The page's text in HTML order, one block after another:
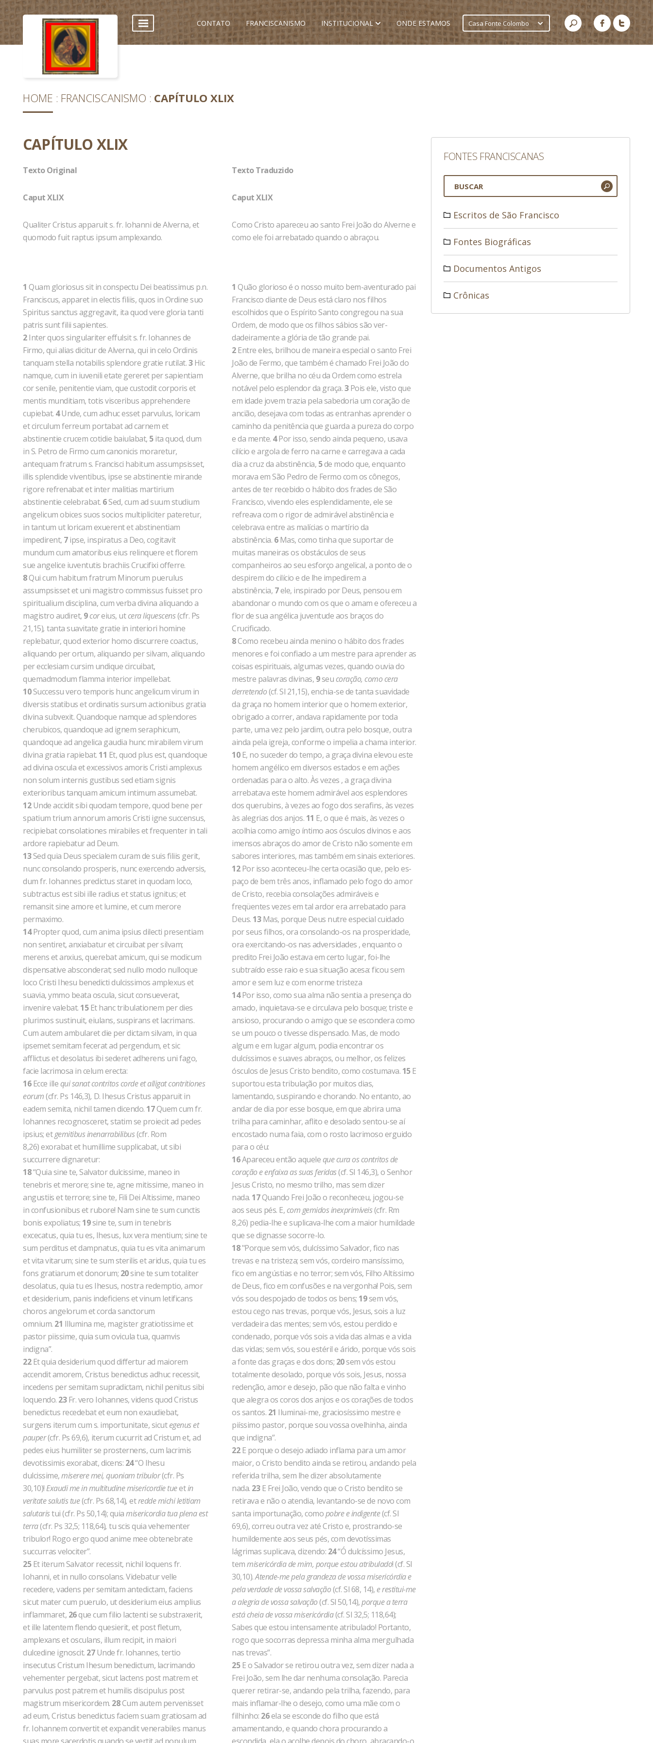
CONTATO FRANCISCANISMO INSTITUCIONAL ONDE ESTAMOS Casa Fonte Colombo
HOME FRANCISCANISMO CAPÍTULO XLIX
CAPÍTULO XLIX
Texto Original
Caput XLIX
Qualiter Cristus apparuit s. fr. Iohanni de Alver­na, et
quomodo fuit raptus ipsum amplexando.
1 Quam gloriosus sit in conspectu Dei beatissimus p.n.
Franciscus, apparet in electis filiis, quos in Ordine suo
Spiritus sanctus aggregavit, ita quod vere gloria tanti
patris sunt filii sapientes.
2Inter quos singulariter effulsit s. fr. Iohannes de
Firmo, qui alias dicitur de Alverna, qui in celo Ordinis
tanquam stella notabilis splendore gratie rutilat.3Hic
namque, cum in iuvenili etate gereret per sapientiam
cor senile, penitentie viam, que custodit corporis et
mentis munditiam, totis visceribus apprehendere
cupiebat. 4Unde, cum adhuc esset parvulus, loricam
et circulum ferreum portabat ad carnem et
abstinentie crucem cotidie baiulabat, 5ita quod, dum
in S. Petro de Firmo cum canonicis moraretur,
antequam fratrum s. Francisci habitum assumpsisset,
illis splendide viventibus, ipse se abstinentie mirande
rigore refrenabat et inter malitias martirium
abstinentie celebrabat. 6Sed, cum ad suum studium
angelicum obices suos socios multipliciter pateretur,
in tantum ut loricam exuerent et abstinentiam
impedirent, 7ipse, inspiratus a Deo, cogitavit
mundum cum amatoribus eius relinquere et florem
sue angelice iuventutis brachiis Crucifixi offerre.
8Qui cum habitum fratrum Minorum puerulus
assumpsisset et uni magistro commissus fuisset pro
spiritualium disciplina, cum verba divina aliquando a
magistro audiret, 9 coreius, utcera liquescens(cfr. Ps
21,15), tanta suavitate gratie in interiori homine
replebatur, quod exterior homo discurrere coactus,
aliquando per ortum, aliquando per silvam, aliquando
per ecclesiam cursim undique circuibat,
quemadmodum flamma interior impellebat.
10Successu vero temporis hunc angelicum virum in
diversis statibus et ordinatis sursum actionibus gratia
divina subvexit. Quandoque namque ad splendores
cherubicos, quandoque ad ignem seraphicum,
quandoque ad angelica gaudia hunc mirabilem virum
divina gratia rapiebat. 11 Et, quod plus est, quandoque
ad divina oscula et excessivos amoris Cristi amplexus
non solum internis gustibus sed etiam signis
exterioribus tanquam amicum intimum assumebat.
12Unde accidit sibi quodam tempore, quod bene per
spatium trium annorum amoris Cristi igne succensus,
recipiebat consolationes mirabiles et frequenter in tali
ardore rapiebatur ad Deum.
13Sed quia Deus specialem curam de suis filiis gerit,
nunc consolando prosperis, nunc exercendo adversis,
dum fr. Iohannes predictus staret in quodam loco,
subtractus est sibi ille radius et status ignitus; et
remansit sine amore et lumine, et cum merore
permaximo.
14Propter quod, cum anima ipsius dilecti presentiam
non sentiret, anxiabatur et circuibat per silvam;
merens et anxius, querebat amicum, qui se modicum
dispensative absconderat; sed nullo modo nulloque
loco Cristi Ihesu benedicti dulcissimos amplexus et
suavia, ymmo beata oscula, sicut consueverat,
invenire valebat. 15Et hanc tribulationem per dies
plurimos sustinuit, eiulans, suspirans et lacrimans.
Cum autem ambularet die per dictam silvam, in qua
ipsemet semitam fecerat ad pergendum, et sic
afflictus et desolatus ibi sederet adherens uni fago,
facie lacrimosa in celum erecta:
16Ecce ille qui sanat contritos corde et alligat contritiones
eorum(cfr. Ps 146,3), D. Ihesus Cristus apparuit in
eadem semita, nichil tamen dicendo. 17Quem cum fr.
Iohannes recognosceret, statim se proiecit ad pedes
ipsius; etgemitibus inenarrabilibus(cfr. Rom
8,26)exorabat et humillime supplicabat, ut sibi
succurrere dignaretur:
18“Quia sine te, Salvator dulcissime, maneo in
tenebris et merore; sine te, agne mitissime, maneo in
angustiis et terrore; sine te, Fili Dei Altissime, maneo
in confusionibus et rubore! Nam sine te sum cunctis
bonis expoliatus; 19sine te, sum in tenebris
excecatus, quia tu es, Ihesus, lux vera mentium; sine te
sum perditus et dampnatus, quia tu es vita animarum
et vita vitarum; sine te sum sterilis et aridus, quia tu es
fons gratiarum et donorum; 20sine te sum totaliter
desolatus, quia tu es Ihesus, nostra redemptio, amor
et desiderium, panis indeficiens et vinum letificans
choros angelorum et corda sanctorum
omnium. 21 Illumina me, magister gratiotissime et
pastor piissime, quia sum ovicula tua, quamvis
indigna”.
22Et quia desiderium quod differtur ad maiorem
accendit amorem, Cristus benedictus adhuc recessit,
incedens per semitam supradictam, nichil penitus sibi
loquendo. 23Fr. vero Iohannes, videns quod Cristus
benedictus recedebat et eum non exaudiebat,
surgens iterum cum s. importunitate, sicutegenus et
pauper(cfr. Ps 69,6), iterum cucurrit ad Cristum et, ad
pedes eius humiliter se prosternens, cum lacrimis
devotissimis exorabat, dicens: 24“O Ihesu
dulcissime,miserere mei, quoniam tribulor(cfr. Ps
30,10)! Exaudi me in multitudine misericordie tueetin
veritate salutis tue(cfr. Ps 68,14), etredde michi letitiam
salutaristui (cfr. Ps 50,14); quiamisericordia tua plena est
terra(cfr. Ps 32,5; 118,64), tu scis quia vehementer
tribulor! Rogo ergo quod anime mee obtenebrate
succurras velociter”.
25Et iterum Salvator recessit, nichil loquens fr.
Iohanni, et in nullo consolans. Videbatur velle
recedere, vadens per semitam antedictam, faciens
sicut mater cum puerulo, ut desiderium eius amplius
inflammaret, 26que cum filio lactenti se substraxerit,
et ille latentem flendo quesierit, et post fletum,
amplexans et osculans, illum recipit, in maiori
dulcedine ignoscit. 27Unde fr. Iohannes, tertio
insecutus Cristum Ihesum benedictum, lacrimando
vehementer pergebat, sicut lactens post matrem et
parvulus post patrem et humilis discipulus post
magistrum misericordem. 28Cum autem pervenisset
ad eum, Cristus benedictus faciem suam gratiosam ad
fr. Iohannem convertit et expandit venerabiles manus
Texto Traduzido
Caput XLIX
Como Cristo apareceu ao santo Frei João do Alver­ne e
como ele foi arrebatado quando o abraçou.
1 Quão glorioso é o nosso muito bem-aventurado pai
Francisco diante de Deus está claro nos filhos
escolhidos que o Espírito Santo congregou na sua
Ordem, de modo que os filhos sábios são ver­
dadeiramente a glória de tão grande pai.
2Entre eles, brilhou de maneira especial o santo Frei
João de Fermo, que também é chamado Frei João do
Alverne, que brilha no céu da Ordem como estrela
notável pelo esplendor da graça.3Pois ele, visto que
em idade jovem trazia pela sabedoria um co­ração de
ancião, desejava com todas as entranhas aprender o
caminho da penitência que guarda a pureza do corpo
e da mente. 4Por isso, sendo ainda pequeno, usava
cilício e argola de ferro na carne e car­regava a cada
dia a cruz da abstinência, 5de modo que, enquanto
morava em São Pedro de Fermo com os cônegos,
antes de ter re­cebido o hábito dos frades de São
Francisco, vivendo eles es­plendidamente, ele se
refreava com o rigor de admirável abstinên­cia e
celebrava entre as malícias o martírio da
abstinência. 6Mas, como tinha que suportar de
muitas maneiras os obstáculos de seus
companheiros ao seu esforço angelical, a ponto de o
des­pirem do cilício e de lhe impedirem a
abstinência, 7ele, inspirado por Deus, pensou em
abandonar o mundo com os que o amam e ofe­receu a
flor de sua angélica juventude aos braços do
Crucificado.
8Como recebeu ainda menino o hábito dos frades
meno­res e foi confiado a um mestre para aprender as
coisas espirituais, algumas vezes, quando ouvia do
mestre palavras divinas, 9seu coração, como cera
derretendo(cf. Sl 21,15), enchia-se de tanta suavidade
da graça no homem interior que o homem exterior,
obrigado a correr, andava rapidamente por toda
parte, uma vez pelo jardim, outra pelo bosque, outra
ainda pela igreja, conforme o impelia a chama interior.
10E, no suceder do tempo, a graça divina elevou este
homem angélico em diversos estados e em ações
ordenadas para o alto. Às vezes , a graça divina
arrebatava este homem admirá­vel aos esplendores
dos querubins, à vezes ao fogo dos serafins, às vezes
às alegrias dos anjos. 11 E, o que é mais, às vezes o
acolhia como amigo íntimo aos ós­culos divinos e aos
imensos abraços do amor de Cristo não so­mente em
sabores interiores, mas também em sinais exteriores.
12Por isso aconteceu-lhe certa ocasião que, pelo es­
paço de bem três anos, inflamado pelo fogo do amor
de Cristo, recebia consolações admiráveis e
freqüentes vezes em tal ardor era arreba­tado para
Deus. 13Mas, porque Deus nutre especial cuidado
por seus filhos, ora consolando-os na prosperidade,
ora exercitando-os nas adversidades , enquanto o
predito Frei João estava em certo lugar, foi-lhe
subtraído esse raio e sua situação acesa: ficou sem
amor e sem luz e com enorme tristeza
14Por isso, como sua alma não sentia a presença do
amado, inquietava-se e circulava pelo bosque; triste e
ansioso, procurando o amigo que se escondera como
se um pouco o tivesse dispensado. Mas, de modo
algum e em lugar algum, podia encontrar os
dulcíssimos e suaves abraços, ou melhor, os felizes
ósculos de Jesus Cristo bendito, como costumava. 15E
suportou esta tribula­ção por muitos dias,
lamentando, suspirando e chorando. No en­tanto, ao
andar de dia por esse bosque, em que abrira uma
trilha para caminhar, aflito e desolado sentou-se aí
encostado numa faia, com o rosto lacrimoso erguido
para o céu:
16Apareceu então aquele que cura os contritos de
coração e enfaixa as suas feridas(cf. Sl 146,3), o Senhor
Jesus Cristo, no mesmo trilho, mas sem dizer
nada. 17Quando Frei João o reconheceu, jogou-se
aos seus pés. E, com gemidos inexprimíveis(cfr. Rm
8,26) pedia-lhe e suplicava-lhe com a maior humildade
que se dignasse socorre-lo.
18"Porque sem vós, dulcíssimo Salvador, fico nas
trevas e na tristeza; sem vós, cordeiro mansíssimo,
fico em angústias e no terror; sem vós, Filho Altíssimo
de Deus, fico em confusões e na vergonha! Pois, sem
vós sou despojado de todos os bens; 19sem vós,
estou cego nas trevas, porque vós, Jesus, sois a luz
verdadeira das mentes; sem vós, estou perdido e
condenado, porque vós sois a vida das almas e a vida
das vidas; sem vós, sou estéril e árido, porque vós sois
a fonte das gra­ças e dos dons; 20sem vós estou
totalmente desolado, porque vós sois, Jesus, nossa
redenção, amor e desejo, pão que não falta e vi­nho
que alegra os coros dos anjos e os corações de todos
os santos. 21 Iluminai-me, graciosíssimo mestre e
piíssimo pastor, porque sou vossa ovelhinha, ainda
que indigna”.
22E porque o desejo adiado inflama para um amor
maior, o Cristo bendito ainda se retirou, andando pela
referida trilha, sem lhe dizer absolutamente
nada. 23E Frei João, vendo que o Cris­to bendito se
retirava e não o atendia, levantando-se de novo com
santa importunação, comopobre e indigente(cf. SI
69,6), correu outra vez até Cristo e, prostrando-se
humildemente aos seus pés, com devotíssimas
lágrimas suplicava, dizendo: 24“Ó dulcís­simo Jesus,
temmisericórdia de mim, porque estou atribulado! (cf. Sl
30,10).Atende-me pela grandeza de vossa misericórdia e
pela verdade de vossa salvação(cf. Sl 68, 14), e restitui-me
a ale­gria de vossa salvação(cf. Sl 50,14),porque a terra
está cheia de vossa misericórdia(cf. Sl 32,5; 118,64);
Sabes que estou intensamente atribulado! Portanto,
rogo que socorras depressa minha alma mergulhada
nas trevas”.
25E o Salvador se retirou outra vez, sem dizer nada a
Frei João, sem lhe dar nenhuma consolação. Parecia
querer retirar-se, andando pela trilha, fazendo, para
mais inflamar-lhe o desejo, como uma mãe com o
filhinho: 26ela se esconde do filho que está
amamentando, e quando chora procurando a
FONTES FRANCISCANAS
Escritos de São Francisco
Fontes Biográficas
Documentos Antigos
Crônicas